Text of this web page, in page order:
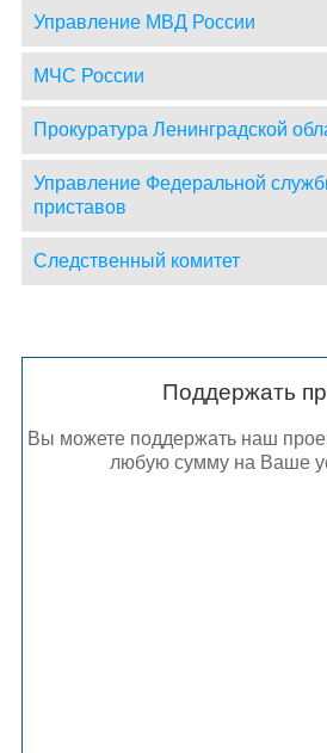
Управление МВД России
МЧС России
Прокуратура Ленинградской
Управление Федеральной
приставов
Следственный комитет
Поддержать
Вы можете поддержать наш
любую сумму на Ваше